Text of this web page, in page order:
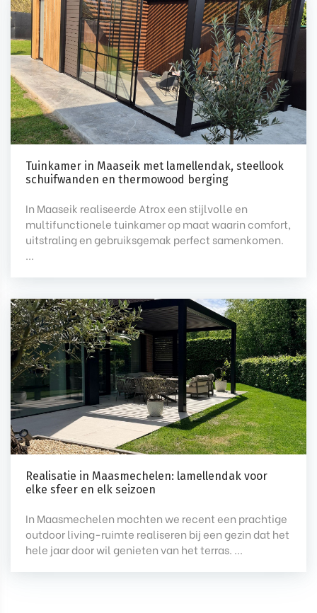
Tuinkamer in Maaseik met lamellendak, steellook
schuifwanden en thermowood berging
In Maaseik realiseerde Atrox een stijlvolle en
multifunctionele tuinkamer op maat waarin comfort,
uitstraling en gebruiksgemak perfect samenkomen.
...
Realisatie in Maasmechelen: lamellendak voor
elke sfeer en elk seizoen
In Maasmechelen mochten we recent een prachtige
outdoor living-ruimte realiseren bij een gezin dat het
hele jaar door wil genieten van het terras. ...